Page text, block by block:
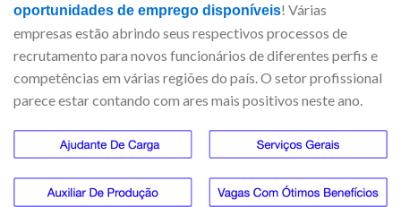
oportunidades de emprego disponíveis! Várias
empresas estão abrindo seus respectivos processos de
recrutamento para novos funcionários de diferentes perfis e
competências em várias regiões do país. O setor profissional
parece estar contando com ares mais positivos neste ano.